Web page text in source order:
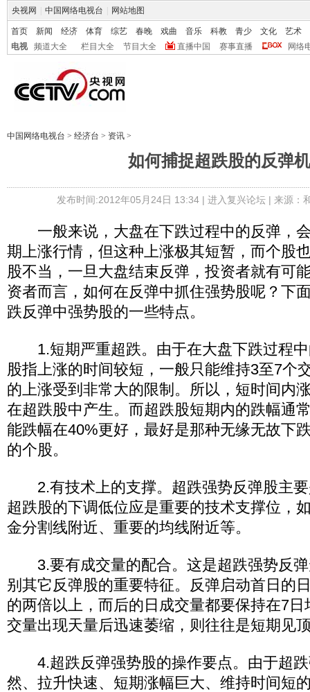
央视网 中国网络电视台 网站地图
首页 新闻 经济 体育 综艺 春晚 戏曲 音乐 科教 青少 文化
艺术
电视
频道大全 栏目大全 节目大全 直播中国 赛事直播 网络
中国网络电视台 > 经济台 > 资讯 >
如何捕捉超跌股的反弹
发布时间:2012年05月24日 13:34 | 进入复兴论坛| 来源：
一般来说，大盘在下跌过程中的反弹，
期上涨行情，但这种上涨极其短暂，而个股
股不当，一旦大盘结束反弹，投资者就有可
资者而言，如何在反弹中抓住强势股呢？下
跌反弹中强势股的一些特点。
1.短期严重超跌。由于在大盘下跌过程中
股指上涨的时间较短，一般只能维持3至7个
的上涨受到非常大的限制。所以，短时间内
在超跌股中产生。而超跌股短期内的跌幅通
能跌幅在40%更好，最好是那种无缘无故下
的个股。
2.有技术上的支撑。超跌强势反弹股主要
超跌股的下调低位应是重要的技术支撑位，
金分割线附近、重要的均线附近等。
3.要有成交量的配合。这是超跌强势反弹
别其它反弹股的重要特征。反弹启动首日的
的两倍以上，而后的日成交量都要保持在7
交量出现天量后迅速萎缩，则往往是短期见
4.超跌反弹强势股的操作要点。由于超跌
然、拉升快速、短期涨幅巨大、维持时间短